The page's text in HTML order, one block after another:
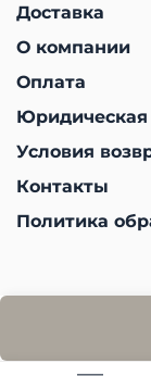
Доставка
О компании
Оплата
Условия
Контакты
Политика